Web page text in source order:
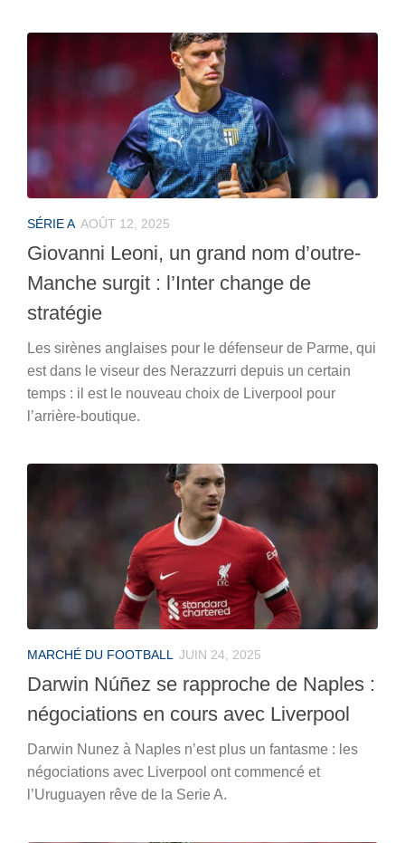
SÉRIE A AOÛT 12, 2025
Giovanni Leoni, un grand nom d’outre-
Manche surgit : l’Inter change de
stratégie
Les sirènes anglaises pour le défenseur de Parme, qui
est dans le viseur des Nerazzurri depuis un certain
temps : il est le nouveau choix de Liverpool pour
l’arrière-boutique.
MARCHÉ DU FOOTBALL JUIN 24, 2025
Darwin Núñez se rapproche de Naples :
négociations en cours avec Liverpool
Darwin Nunez à Naples n’est plus un fantasme : les
négociations avec Liverpool ont commencé et
l’Uruguayen rêve de la Serie A.